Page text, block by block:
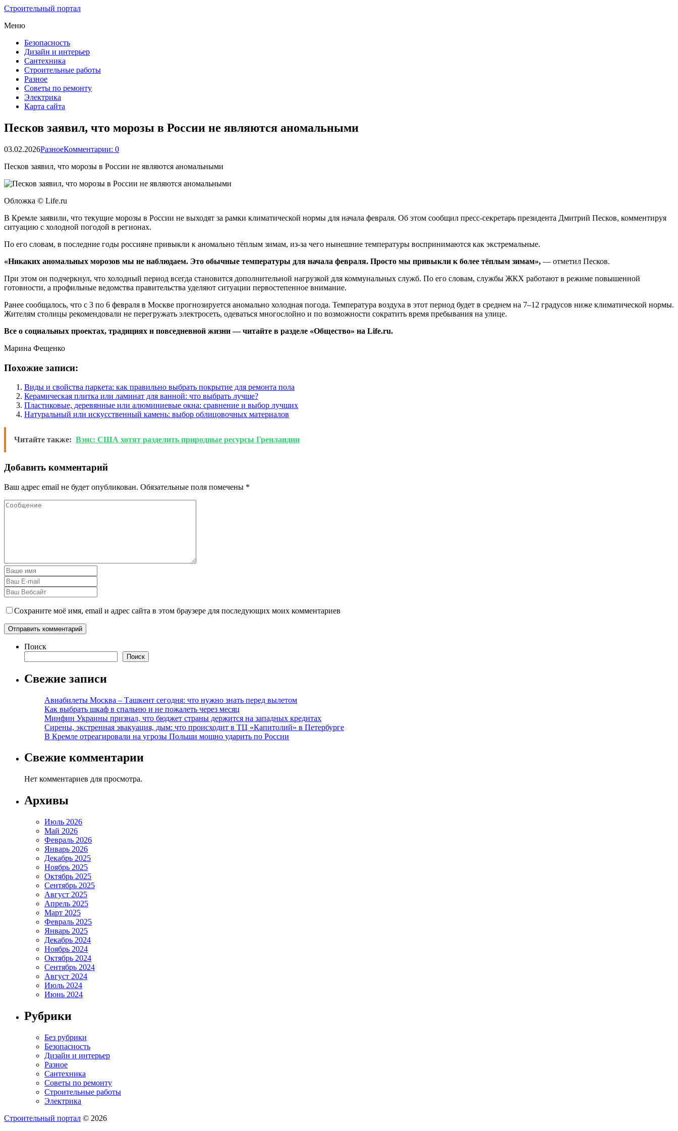
Строительный портал
Меню
Безопасность
Дизайн и интерьер
Сантехника
Строительные работы
Разное
Советы по ремонту
Электрика
Карта сайта
Песков заявил, что морозы в России не являются аномальными
03.02.2026РазноеКомментарии: 0
Песков заявил, что морозы в России не являются аномальными
Обложка © Life.ru
В Кремле заявили, что текущие морозы в России не выходят за рамки климатической нормы для начала февраля. Об этом сообщил пресс-секретарь президента Дмитрий Песков, комментируя
ситуацию с холодной погодой в регионах.
По его словам, в последние годы россияне привыкли к аномально тёплым зимам, из-за чего нынешние температуры воспринимаются как экстремальные.
«Никаких аномальных морозов мы не наблюдаем. Это обычные температуры для начала февраля. Просто мы привыкли к более тёплым зимам», — отметил Песков.
При этом он подчеркнул, что холодный период всегда становится дополнительной нагрузкой для коммунальных служб. По его словам, службы ЖКХ работают в режиме повышенной
готовности, а профильные ведомства правительства уделяют ситуации первостепенное внимание.
Ранее сообщалось, что с 3 по 6 февраля в Москве прогнозируется аномально холодная погода. Температура воздуха в этот период будет в среднем на 7–12 градусов ниже климатической нормы.
Жителям столицы рекомендовали не перегружать электросеть, одеваться многослойно и по возможности сократить время пребывания на улице.
Все о социальных проектах, традициях и повседневной жизни — читайте в разделе «Общество» на Life.ru.
Марина Фещенко
Похожие записи:
Виды и свойства паркета: как правильно выбрать покрытие для ремонта пола
Керамическая плитка или ламинат для ванной: что выбрать лучше?
Пластиковые, деревянные или алюминиевые окна: сравнение и выбор лучших
Натуральный или искусственный камень: выбор облицовочных материалов
Читайте также: Вэнс: США хотят разделить природные ресурсы Гренландии
Добавить комментарий
Ваш адрес email не будет опубликован. Обязательные поля помечены *
Сохраните моё имя, email и адрес сайта в этом браузере для последующих моих комментариев
Поиск
Поиск
Свежие записи
Авиабилеты Москва – Ташкент сегодня: что нужно знать перед вылетом
Как выбрать шкаф в спальню и не пожалеть через месяц
Минфин Украины признал, что бюджет страны держится на западных кредитах
Сирены, экстренная эвакуация, дым: что происходит в ТЦ «Капитолий» в Петербурге
В Кремле отреагировали на угрозы Польши мощно ударить по России
Свежие комментарии
Нет комментариев для просмотра.
Архивы
Июль 2026
Май 2026
Февраль 2026
Январь 2026
Декабрь 2025
Ноябрь 2025
Октябрь 2025
Сентябрь 2025
Август 2025
Апрель 2025
Март 2025
Февраль 2025
Январь 2025
Декабрь 2024
Ноябрь 2024
Октябрь 2024
Сентябрь 2024
Август 2024
Июль 2024
Июнь 2024
Рубрики
Без рубрики
Безопасность
Дизайн и интерьер
Разное
Сантехника
Советы по ремонту
Строительные работы
Электрика
Строительный портал © 2026